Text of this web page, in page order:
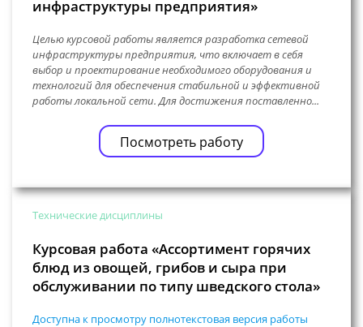
инфраструктуры предприятия»
Целью курсовой работы является разработка сетевой
инфраструктуры предприятия, что включает в себя
выбор и проектирование необходимого оборудования и
технологий для обеспечения стабильной и эффективной
работы локальной сети. Для достижения поставленно...
Посмотреть работу
Технические дисциплины
Курсовая работа «Ассортимент горячих
блюд из овощей, грибов и сыра при
обслуживании по типу шведского стола»
Доступна к просмотру полнотекстовая версия работы